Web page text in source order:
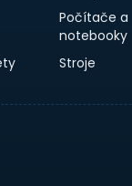
Počítače a
notebooky
Stroje